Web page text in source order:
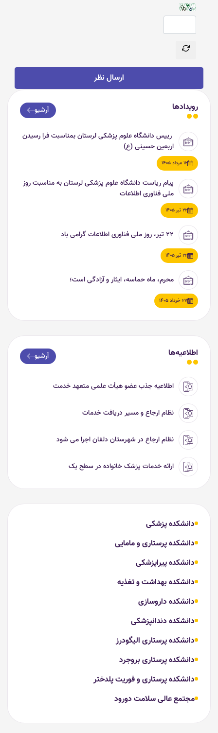
ارسال نظر
رویدادها آرشیو
رییس دانشگاه علوم پزشکی لرستان بمناسبت فرا رسیدن
اربعین حسینی (ع)
12 مرداد 1405
پیام ریاست دانشگاه علوم پزشکی لرستان به مناسبت روز
ملی فناوری اطلاعات
22 تیر 1405
۲۲ تیر، روز ملی فناوری اطلاعات گرامی باد
22 تیر 1405
محرم، ماه حماسه، ایثار و آزادگی است؛
27 خرداد 1405
اطلاعیه‌ها آرشیو
اطلاعیه جذب عضو هیأت علمی متعهد خدمت
نظام ارجاع و مسیر دریافت خدمات
نظام ارجاع در شهرستان دلفان اجرا می شود
ارائه خدمات پزشک خانواده در سطح یک
دانشکده پزشکی
دانشکده پرستاری و مامایی
دانشکده پیراپزشکی
دانشکده بهداشت و تغذیه
دانشکده داروسازی
دانشکده دندانپزشکی
دانشکده پرستاری الیگودرز
دانشکده پرستاری بروجرد
دانشکده پرستاری و فوریت پلدختر
مجتمع عالی سلامت دورود